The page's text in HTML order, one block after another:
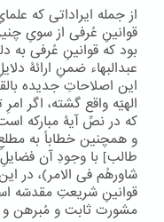
از جمله ایراداتی که
قوانینِ عُرفی از سویِ
بود که قوانینِ عُرفی به
عبدالبهاء ضمنِ ارائۀ
این اصلاحاتِ جدیده
الهیّه واقع گشته،
که در نصِّ آیۀ مبارکه
و همچنین خطاباً به
طالب] با وجودِ آن
شاورهُم فی الامر)، در
قوانینِ شریعتِ مقدسّه
مشورت ثابت و مُبرهن و